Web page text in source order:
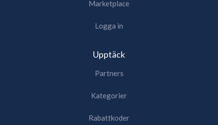
Marketplace
Logga in
Upptäck
Partners
Kategorier
Rabattkoder